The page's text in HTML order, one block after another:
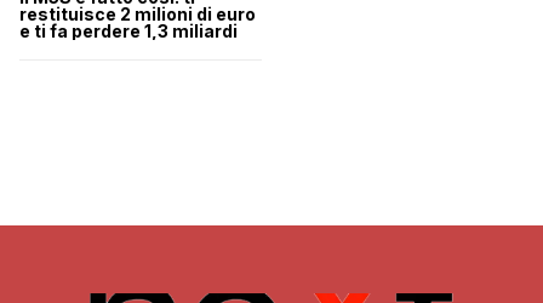
restituisce 2 milioni di euro
e ti fa perdere 1,3 miliardi